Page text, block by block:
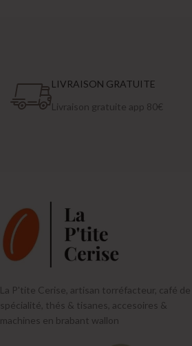
LIVRAISON GRATUITE
Livraison gratuite app 80€
La P'tite Cerise, artisan torréfacteur, café de
spécialité, thés & tisanes, accesoires &
machines en brabant wallon